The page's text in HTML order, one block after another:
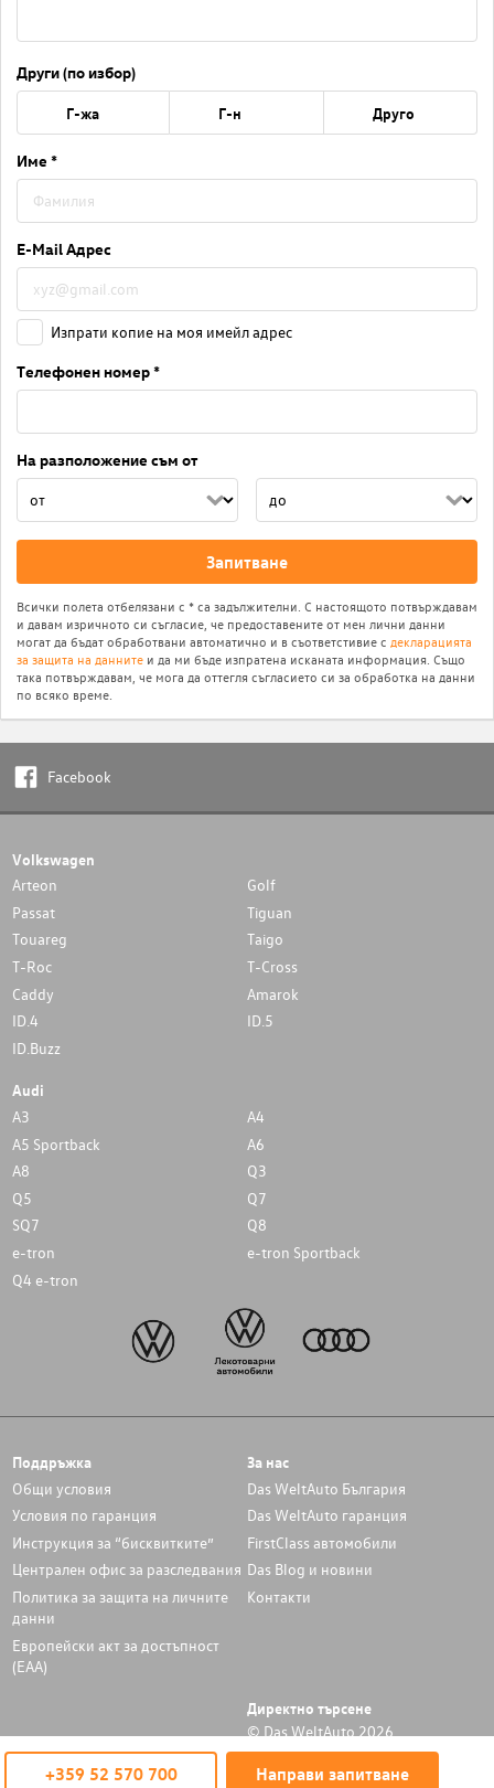
+359 52 570 700 Направи запитване
Други (по избор)
Г-жа Г-н Друго
Име *
E-Mail Адрес
Изпрати копие на моя имейл адрес
Телефонен номер *
На разположение съм от
Запитване
Всички полета отбелязани с * са задължителни. С настоящото потвърждавам
и давам изричното си съгласие, че предоставените от мен лични данни
могат да бъдат обработвани автоматично и в съответстивие с декларацията
за защита на данните и да ми бъде изпратена исканата информация. Също
така потвърждавам, че мога да оттегля съгласието си за обработка на данни
по всяко време.
Facebook
Volkswagen
Arteon
Golf
Passat
Tiguan
Touareg
Taigo
T-Roc
T-Cross
Caddy
Amarok
ID.4
ID.5
ID.Buzz
Audi
A3
A4
A5 Sportback
A6
A8
Q3
Q5
Q7
SQ7
Q8
e-tron
e-tron Sportback
Q4 e-tron
Поддръжка
Общи условия
Условия по гаранция
Инструкция за “бисквитките”
Централен офис за разследвания
Политика за защита на личните
данни
Европейски акт за достъпност
(ЕАА)
За нас
Das WeltAuto България
Das WeltAuto гаранция
FirstClass автомобили
Das Blog и новини
Контакти
Директно търсене
© Das WeltAuto 2026